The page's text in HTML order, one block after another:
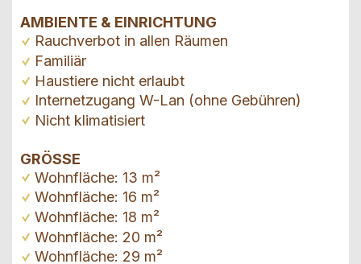
AMBIENTE & EINRICHTUNG
Rauchverbot in allen Räumen
Familiär
Haustiere nicht erlaubt
Internetzugang W-Lan (ohne Gebühren)
Nicht klimatisiert
GRÖSSE
Wohnfläche: 13 m²
Wohnfläche: 16 m²
Wohnfläche: 18 m²
Wohnfläche: 20 m²
Wohnfläche: 29 m²